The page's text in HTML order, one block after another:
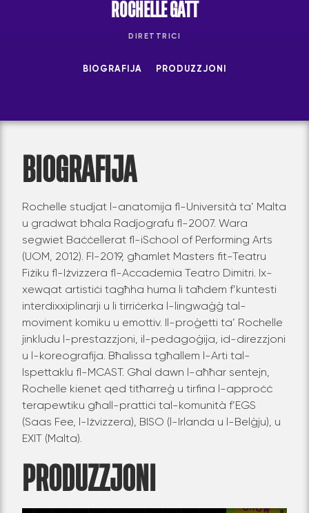
ROCHELLE GATT
DIRETTRICI
BIOGRAFIJA PRODUZZJONI
BIOGRAFIJA
Rochelle studjat l-anatomija fl-Università ta’ Malta
u gradwat bħala Radjografu fl-2007. Wara
segwiet Baċċellerat fl-iSchool of Performing Arts
(UOM, 2012). Fl-2019, għamlet Masters fit-Teatru
Fiżiku fl-Iżvizzera fl-Accademia Teatro Dimitri. Ix-
xewqat artistiċi tagħha huma li taħdem f’kuntesti
interdixxiplinarji u li tirriċerka l-lingwaġġ tal-
moviment komiku u emottiv. Il-proġetti ta’ Rochelle
jinkludu l-prestazzjoni, il-pedagoġija, id-direzzjoni
u l-koreografija. Bħalissa tgħallem l-Arti tal-
Ispettaklu fl-MCAST. Għal dawn l-aħħar sentejn,
Rochelle kienet qed titħarreġ u tirfina l-approċċ
terapewtiku għall-prattiċi tal-komunità f’EGS
(Saas Fee, l-Iżvizzera), BISO (l-Irlanda u l-Belġju), u
EXIT (Malta).
PRODUZZJONI